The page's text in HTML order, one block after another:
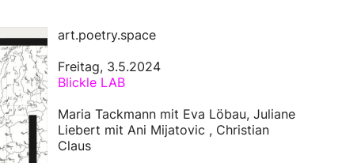
art.poetry.space
Freitag, 3.5.2024
Blickle LAB
Maria Tackmann mit Eva Löbau, Juliane
Liebert mit Ani Mijatovic , Christian
Claus